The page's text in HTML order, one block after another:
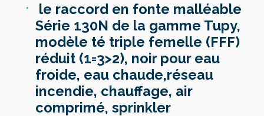
le raccord en fonte malléable
Série 130N de la gamme Tupy,
modèle té triple femelle (FFF)
réduit (1=3>2), noir pour eau
froide, eau chaude,réseau
incendie, chauffage, air
comprimé, sprinkler